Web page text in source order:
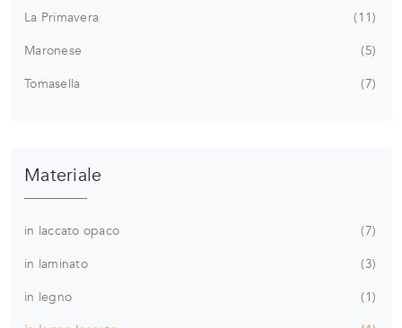
La Primavera
11
Maronese
5
Tomasella
7
Materiale
in laccato opaco
7
in laminato
3
in legno
1